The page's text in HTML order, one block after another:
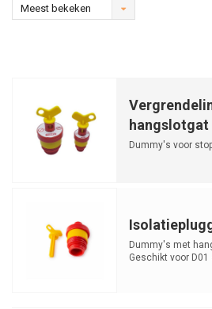
Meest bekeken
hangslotgat
Dummy's voor
Dummy's met
Geschikt voor D01